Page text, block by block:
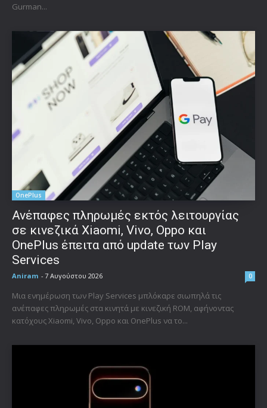
Gurman...
OnePlus
Ανέπαφες πληρωμές εκτός λειτουργίας
σε κινεζικά Xiaomi, Vivo, Oppo και
OnePlus έπειτα από update των Play
Services
Aniram - 7 Αυγούστου 2026 0
Μια ενημέρωση των Play Services μπλόκαρε σιωπηλά τις
ανέπαφες πληρωμές στα κινητά με κινεζική ROM, αφήνοντας
κατόχους Xiaomi, Vivo, Oppo και OnePlus να το...